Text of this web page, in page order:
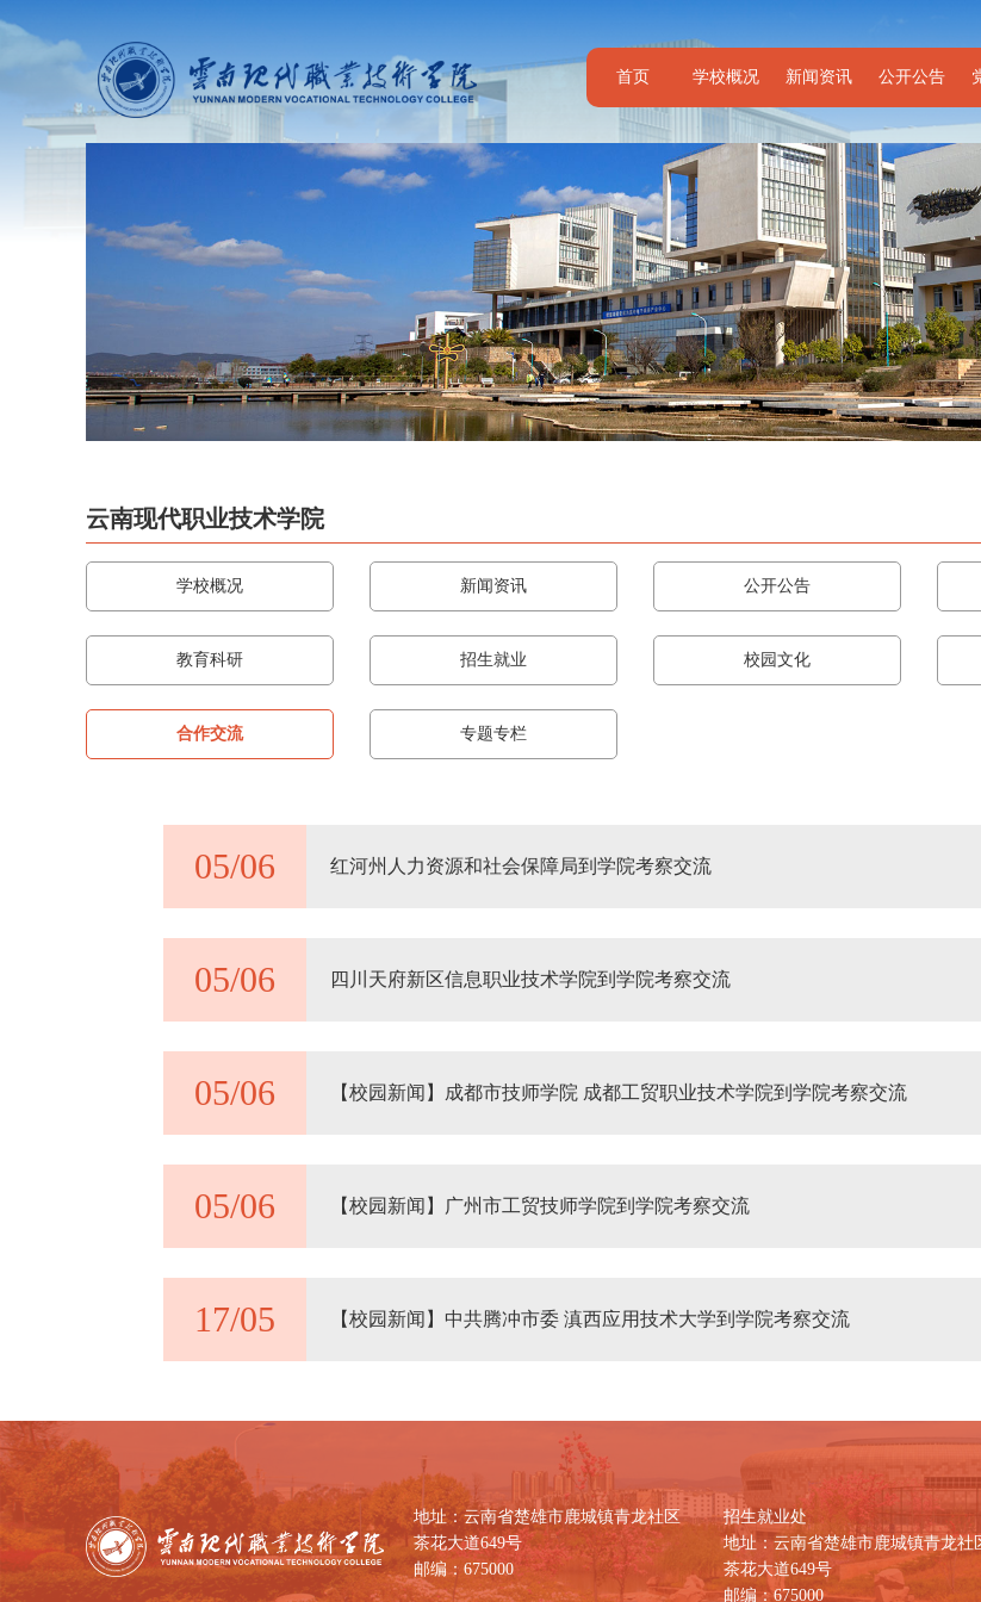
首页 学校概况 新闻资讯 公开公告
云南现代职业技术学院
学校概况 新闻资讯 公开公告
教育科研 招生就业 校园文化
合作交流 专题专栏
05/06 红河州人力资源和社会保障局到学院考察交流
05/06 四川天府新区信息职业技术学院到学院考察交流
05/06 【校园新闻】成都市技师学院 成都工贸职业技术学院到学院考察交流
05/06 【校园新闻】广州市工贸技师学院到学院考察交流
17/05 【校园新闻】中共腾冲市委 滇西应用技术大学到学院考察交流
地址：云南省楚雄市鹿城镇青龙社区
茶花大道649号
邮编：675000
招生就业处
地址：云南省楚雄市鹿城镇青龙社
茶花大道649号
邮编：675000